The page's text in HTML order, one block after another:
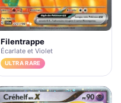
Filentrappe
Écarlate et Violet
ULTRA RARE